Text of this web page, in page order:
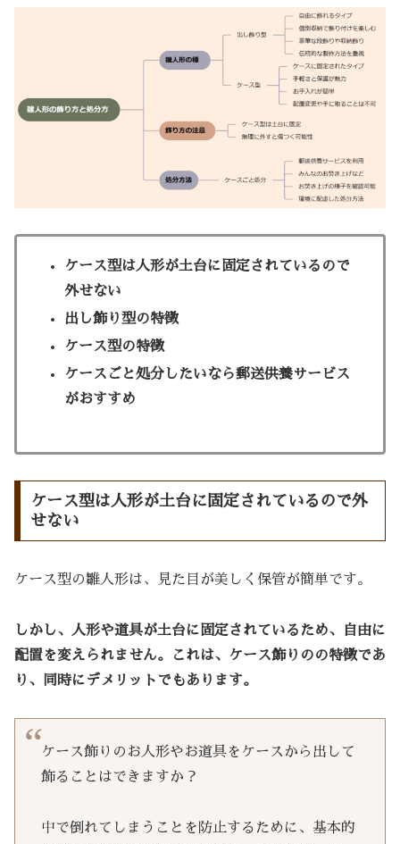
ケース型は人形が土台に固定されているので
外せない
出し飾り型の特徴
ケース型の特徴
ケースごと処分したいなら郵送供養サービス
がおすすめ
ケース型は人形が土台に固定されているので外
せない
ケース型の雛人形は、見た目が美しく保管が簡単です。
しかし、人形や道具が土台に固定されているため、自由に
配置を変えられません。これは、ケース飾りのの特徴であ
り、同時にデメリットでもあります。
ケース飾りのお人形やお道具をケースから出して
飾ることはできますか？
中で倒れてしまうことを防止するために、基本的